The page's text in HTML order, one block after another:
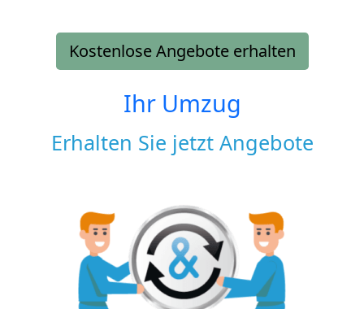
Kostenlose Angebote erhalten
Ihr Umzug
Erhalten Sie jetzt Angebote